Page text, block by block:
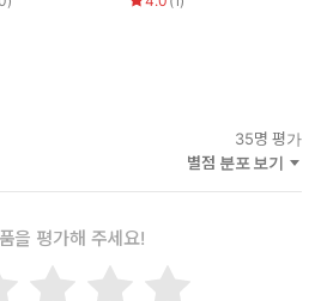
35명 평가
별점 분포 보기
을 평가해 주세요!